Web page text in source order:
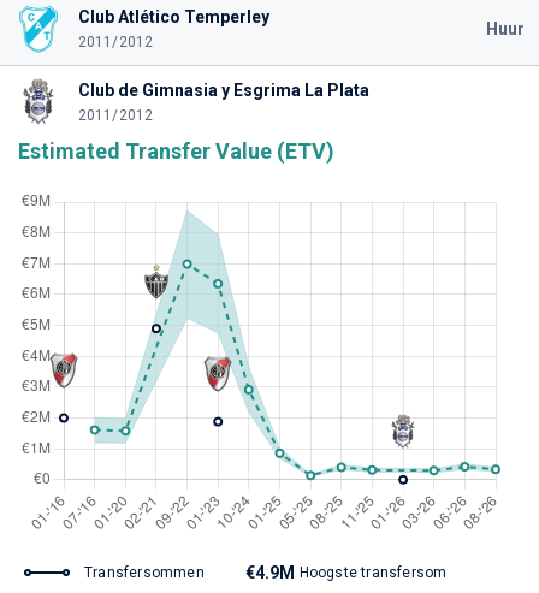
Club Atlético Temperley
2011/2012
Huur
Club de Gimnasia y Esgrima La Plata
2011/2012
Estimated Transfer Value (ETV)
Transfersommen €4.9M Hoogste transfersom